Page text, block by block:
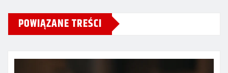
POWIĄZANE TREŚCI